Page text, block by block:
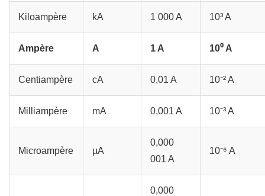
Kiloampère kA 1 000 A 10³ A
Ampère A 1 A 10⁰ A
Centiampère cA 0,01 A 10⁻² A
Milliampère mA 0,001 A 10⁻³ A
Microampère µA
0,000
001 A
10⁻⁶ A
0,000